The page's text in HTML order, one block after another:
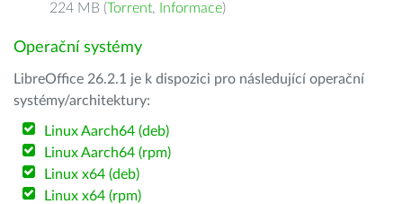
224 MB (Torrent, Informace)
Operační systémy
LibreOffice 26.2.1 je k dispozici pro následující operační
systémy/architektury:
Linux Aarch64 (deb)
Linux Aarch64 (rpm)
Linux x64 (deb)
Linux x64 (rpm)